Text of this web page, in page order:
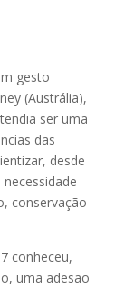
gesto
(Austrália),
ser uma
das
desde
conservação
conheceu,
uma adesão